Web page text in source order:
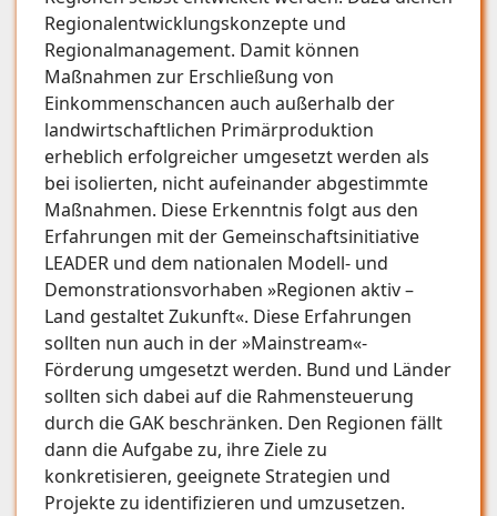
Regionalentwicklungskonzepte und
Regionalmanagement. Damit können
Maßnahmen zur Erschließung von
Einkommenschancen auch außerhalb der
landwirtschaftlichen Primärproduktion
erheblich erfolgreicher umgesetzt werden als
bei isolierten, nicht aufeinander abgestimmte
Maßnahmen. Diese Erkenntnis folgt aus den
Erfahrungen mit der Gemeinschaftsinitiative
LEADER und dem nationalen Modell- und
Demonstrationsvorhaben »Regionen aktiv –
Land gestaltet Zukunft«. Diese Erfahrungen
sollten nun auch in der »Mainstream«-
Förderung umgesetzt werden. Bund und Länder
sollten sich dabei auf die Rahmensteuerung
durch die GAK beschränken. Den Regionen fällt
dann die Aufgabe zu, ihre Ziele zu
konkretisieren, geeignete Strategien und
Projekte zu identifizieren und umzusetzen.